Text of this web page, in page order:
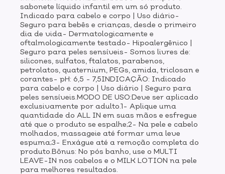
sabonete líquido infantil em um só produto.
Indicado para cabelo e corpo | Uso diário-
Seguro para bebês e crianças, desde o primeiro
dia de vida- Dermatologicamente e
oftalmologicamente testado- Hipoalergênico |
Seguro para peles sensíveis- Somos livres de:
silicones, sulfatos, ftalatos, parabenos,
petrolatos, quaternium, PEGs, amida, triclosan e
corantes- pH: 6,5 - 7,5INDICAÇÃO: Indicado
para cabelo e corpo | Uso diário | Seguro para
peles sensíveis.MODO DE USO:Deve ser aplicado
exclusivamente por adulto.1- Aplique uma
quantidade do ALL IN em suas mãos e esfregue
até que o produto se espalhe;2- Na pele e cabelo
molhados, massageie até formar uma leve
espuma;3- Enxágue até a remoção completa do
produto.Bônus: No pós banho, use o MULTI
LEAVE-IN nos cabelos e o MILK LOTION na pele
para melhores resultados.